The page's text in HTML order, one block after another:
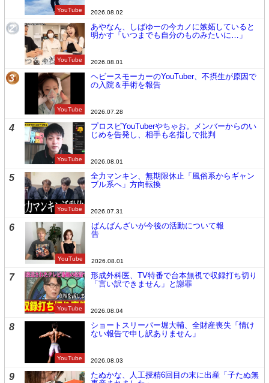
YouTube 2026.08.02
2
YouTube
あやなん、しばゆーの今カノに嫉妬していると
明かす「いつまでも自分のものみたいに…」
2026.08.01
3
YouTube
ヘビースモーカーのYouTuber、不摂生が原因で
の入院＆手術を報告
2026.07.28
4
YouTube
プロスピYouTuberやちゃお。メンバーからのい
じめを告発し、相手も名指しで批判
2026.08.01
5
YouTube
全力マンキン、無期限休止「風俗系からギャン
ブル系へ」方向転換
2026.07.31
6
YouTube
ばんばんざいが今後の活動について報
告
2026.08.01
7
YouTube
形成外科医、TV特番で台本無視で収録打ち切り
「言い訳できません」と謝罪
2026.08.04
8
YouTube
ショートスリーパー堀大輔、全財産喪失「情け
ない報告で申し訳ありません」
2026.08.03
9
たぬかな、人工授精6回目の末に出産「子たぬ無